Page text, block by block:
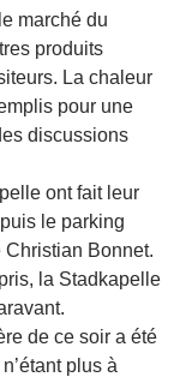
marché du
produits
La chaleur
pour une
discussions
ont fait leur
le parking
Christian Bonnet.
la Stadkapelle
de ce soir a été
plus à